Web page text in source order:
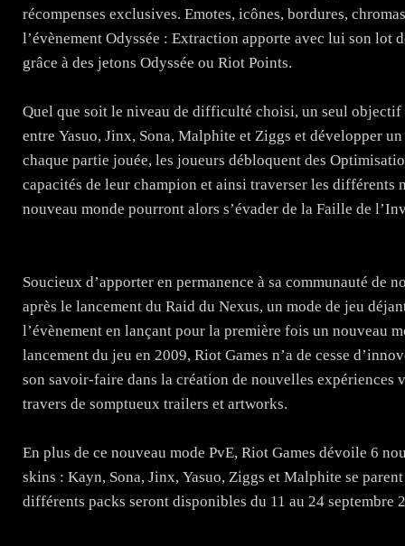
récompenses exclusives. Emotes, icônes, bordures,
l’évènement Odyssée : Extraction apporte avec lui son lot
grâce à des jetons Odyssée ou Riot Points.
Quel que soit le niveau de difficulté choisi, un seul
entre Yasuo, Jinx, Sona, Malphite et Ziggs et développer
chaque partie jouée, les joueurs débloquent des
capacités de leur champion et ainsi traverser les
nouveau monde pourront alors s’évader de la Faille de
Soucieux d’apporter en permanence à sa communauté de
après le lancement du Raid du Nexus, un mode de jeu
l’évènement en lançant pour la première fois un nouveau
lancement du jeu en 2009, Riot Games n’a de cesse
son savoir-faire dans la création de nouvelles
travers de somptueux trailers et artworks.
En plus de ce nouveau mode PvE, Riot Games dévoile 6
skins : Kayn, Sona, Jinx, Yasuo, Ziggs et Malphite se
différents packs seront disponibles du 11 au 24 septembre